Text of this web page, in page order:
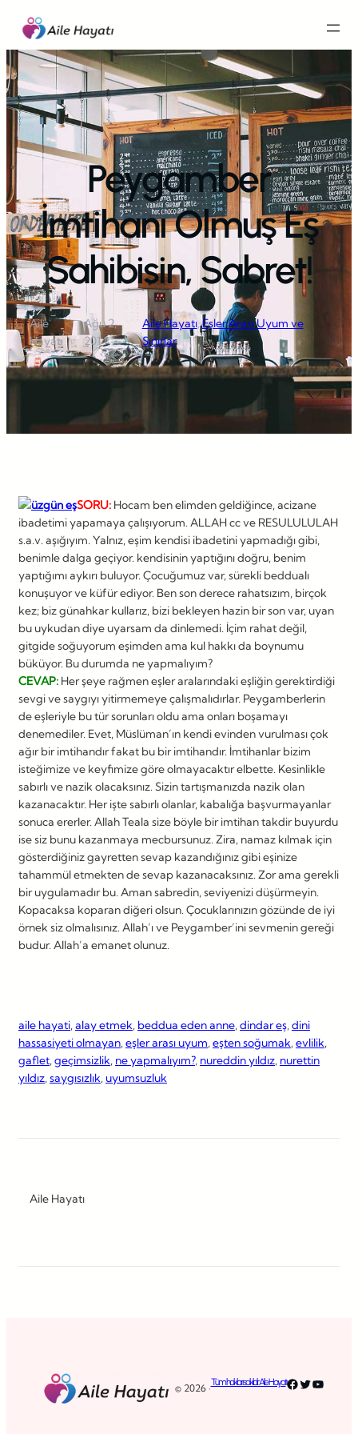
İçeriğe
geç
Peygamber
İmtihanı Olmuş Eş
Sahibisin, Sabret!
Aile
Hayatı
·
Ağu 2,
2014
·
Aile Hayatı, Eşler Arası Uyum ve
Sınırlar
SORU: Hocam ben elimden geldiğince, acizane
ibadetimi yapamaya çalışıyorum. ALLAH cc ve RESULULULAH
s.a.v. aşığıyım. Yalnız, eşim kendisi ibadetini yapmadığı gibi,
benimle dalga geçiyor. kendisinin yaptığını doğru, benim
yaptığımı aykırı buluyor. Çocuğumuz var, sürekli beddualı
konuşuyor ve küfür ediyor. Ben son derece rahatsızım, birçok
kez; biz günahkar kullarız, bizi bekleyen hazin bir son var, uyan
bu uykudan diye uyarsam da dinlemedi. İçim rahat değil,
gitgide soğuyorum eşimden ama kul hakkı da boynumu
büküyor. Bu durumda ne yapmalıyım?
CEVAP: Her şeye rağmen eşler aralarındaki eşliğin gerektirdiği
sevgi ve saygıyı yitirmemeye çalışmalıdırlar. Peygamberlerin
de eşleriyle bu tür sorunları oldu ama onları boşamayı
denemediler. Evet, Müslüman’ın kendi evinden vurulması çok
ağır bir imtihandır fakat bu bir imtihandır. İmtihanlar bizim
isteğimize ve keyfimize göre olmayacaktır elbette. Kesinlikle
sabırlı ve nazik olacaksınız. Sizin tartışmanızda nazik olan
kazanacaktır. Her işte sabırlı olanlar, kabalığa başvurmayanlar
sonuca ererler. Allah Teala size böyle bir imtihan takdir buyurdu
ise siz bunu kazanmaya mecbursunuz. Zira, namaz kılmak için
gösterdiğiniz gayretten sevap kazandığınız gibi eşinize
tahammül etmekten de sevap kazanacaksınız. Zor ama gerekli
bir uygulamadır bu. Aman sabredin, seviyenizi düşürmeyin.
Kopacaksa koparan diğeri olsun. Çocuklarınızın gözünde de iyi
örnek siz olmalısınız. Allah’ı ve Peygamber’ini sevmenin gereği
budur. Allah’a emanet olunuz.
aile hayati, alay etmek, beddua eden anne, dindar eş, dini
hassasiyeti olmayan, eşler arası uyum, eşten soğumak, evlilik
gaflet, geçimsizlik, ne yapmalıyım?, nureddin yıldız, nurettin
yıldız, saygısızlık, uyumsuzluk
Aile Hayatı
© 2026 ·
Tüm hakları saklıdır. Aile HayatıFacebook
Twitter